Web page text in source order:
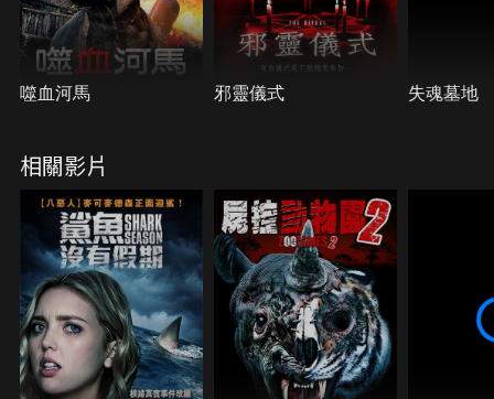
噬血河馬 邪靈儀式 失魂墓地
相關影片